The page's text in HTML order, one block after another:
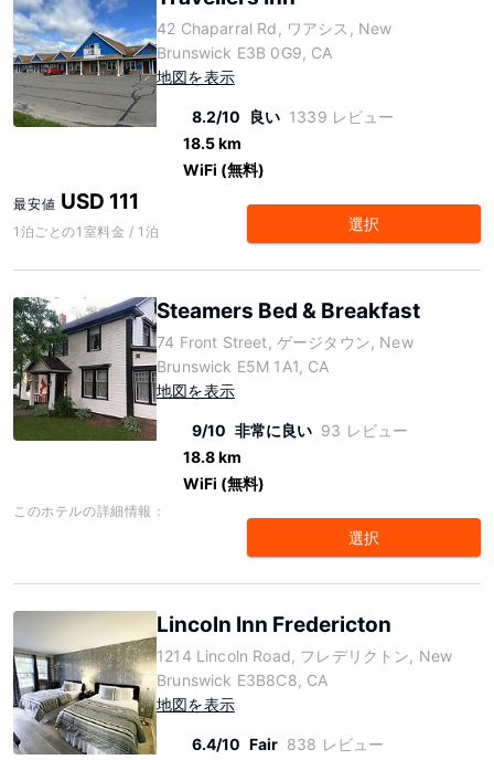
42 Chaparral Rd, ワアシス, New
Brunswick E3B 0G9, CA
地図を表示
8.2/10 良い 1339 レビュー
18.5 km
WiFi (無料)
最安値 USD 111
1泊ごとの1室料金 / 1泊 選択
Steamers Bed & Breakfast
74 Front Street, ゲージタウン, New
Brunswick E5M 1A1, CA
地図を表示
9/10 非常に良い 93 レビュー
18.8 km
WiFi (無料)
このホテルの詳細情報：
選択
Lincoln Inn Fredericton
1214 Lincoln Road, フレデリクトン, New
Brunswick E3B8C8, CA
地図を表示
6.4/10 Fair 838 レビュー